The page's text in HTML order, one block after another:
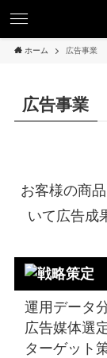
ホーム 広告事業
広告事業
お客様の商
いて広告成
運用データ
広告媒体選
ターゲット